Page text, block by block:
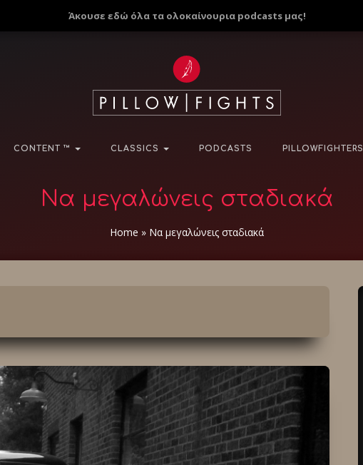
Άκουσε εδώ όλα τα ολοκαίνουρια podcasts μας!
CONTENT ™ CLASSICS PODCASTS PILLOWFIGHTERS
Να μεγαλώνεις σταδιακά
Home » Να μεγαλώνεις σταδιακά